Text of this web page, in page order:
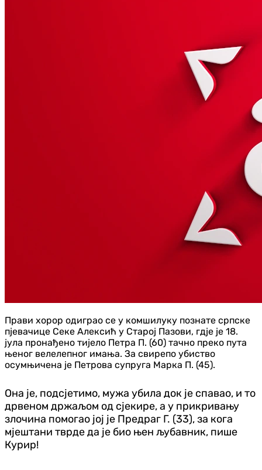
Прави хорор одиграо се у комшилуку познате српске
пјевачице Секе Алексић у Старој Пазови, гдје је 18.
јула пронађено тијело Петра П. (60) тачно преко пута
њеног велелепног имања. За свирепо убиство
осумњичена је Петрова супруга Марка П. (45).
Она је, подсјетимо, мужа убила док је спавао, и то
дрвеном држаљом од сјекире, а у прикривању
злочина помогао јој је Предраг Г. (33), за кога
мјештани тврде да је био њен љубавник, пише
Курир!